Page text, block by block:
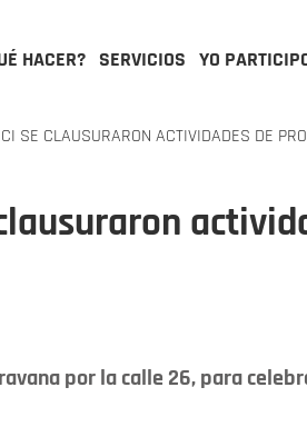
HACER? SERVICIOS YO
SE CLAUSURARON ACTIVIDADES DE
por la calle 26, para